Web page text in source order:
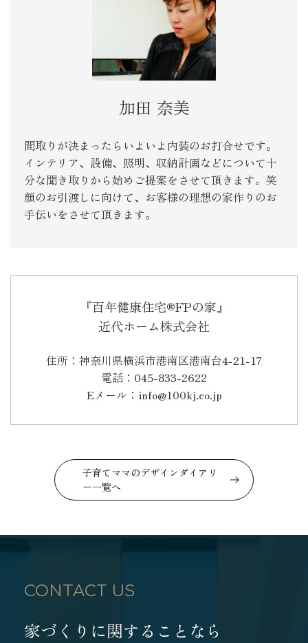
加田 奈美
間取りが決まったらいよいよ内装のお打合せです。
インテリア、設備、照明、収納計画などについて十
分な聞き取りから始めご提案をさせて頂きます。笑
顔のお引渡しに向けて、お客様の理想の家作りのお
手伝いをさせて頂きます。
『百年健康住宅®FPの家』
近代ホーム株式会社
住所：神奈川県横浜市港南区港南台4-21-17
電話：045-833-2622
Eメール：info@100kj.co.jp
子育てママのデザインダイアリ
ー一覧へ
CONTACT US
家づくりに関することなら